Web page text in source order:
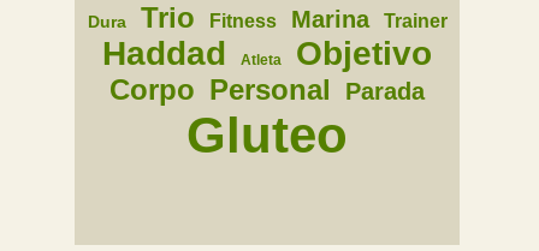
Dura Trio Fitness Marina Trainer
Haddad Atleta Objetivo
Corpo Personal Parada
Gluteo